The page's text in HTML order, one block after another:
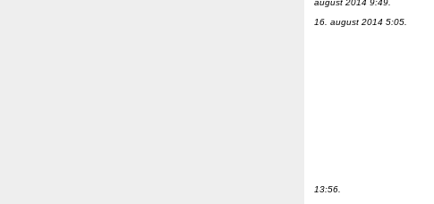
august 2014 9:49.
16. august 2014 5:05.
13:56.